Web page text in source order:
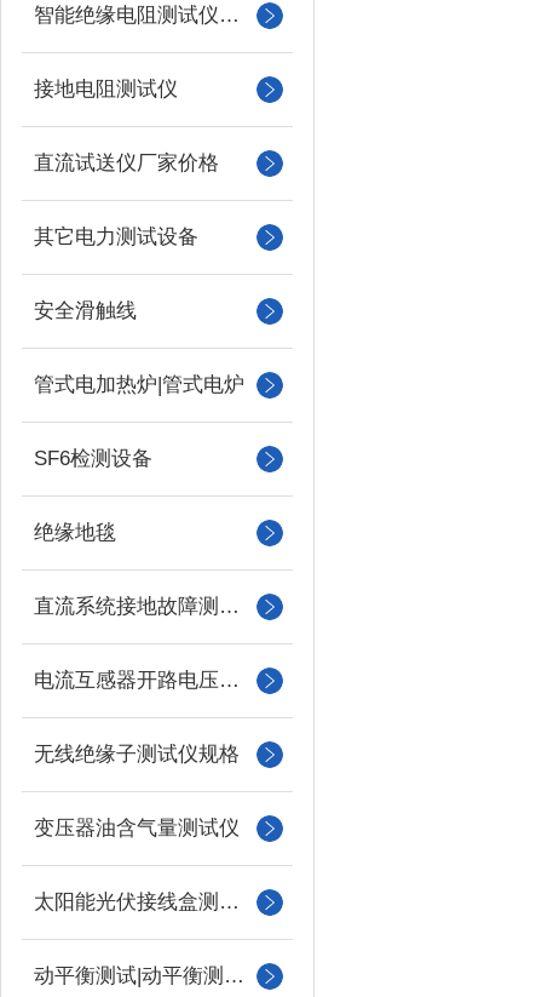
智能绝缘电阻测试仪（兆欧表）
接地电阻测试仪
直流试送仪厂家价格
其它电力测试设备
安全滑触线
管式电加热炉|管式电炉
SF6检测设备
绝缘地毯
直流系统接地故障测试仪
电流互感器开路电压测试仪
无线绝缘子测试仪规格
变压器油含气量测试仪
太阳能光伏接线盒测试仪
动平衡测试|动平衡测量仪